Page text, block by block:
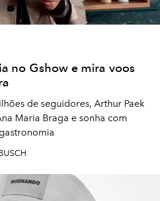
no Gshow e mira voos
de seguidores, Arthur Paek
Maria Braga e sonha com